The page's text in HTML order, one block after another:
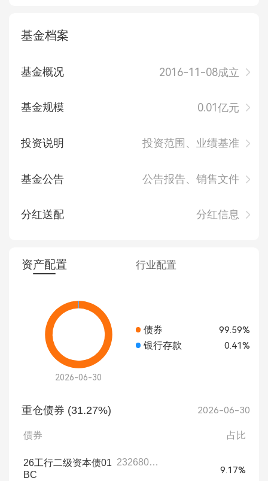
基金档案
基金概况 2016-11-08成立
基金规模 0.01亿元
投资说明 投资范围、业绩基准
基金公告 公告报告、销售文件
分红送配 分红信息
资产配置 行业配置
2026-06-30
债券 99.59%
银行存款 0.41%
重仓债券 (31.27%) 2026-06-30
债券 占比
26工行二级资本债01
BC
232680001
9.17%